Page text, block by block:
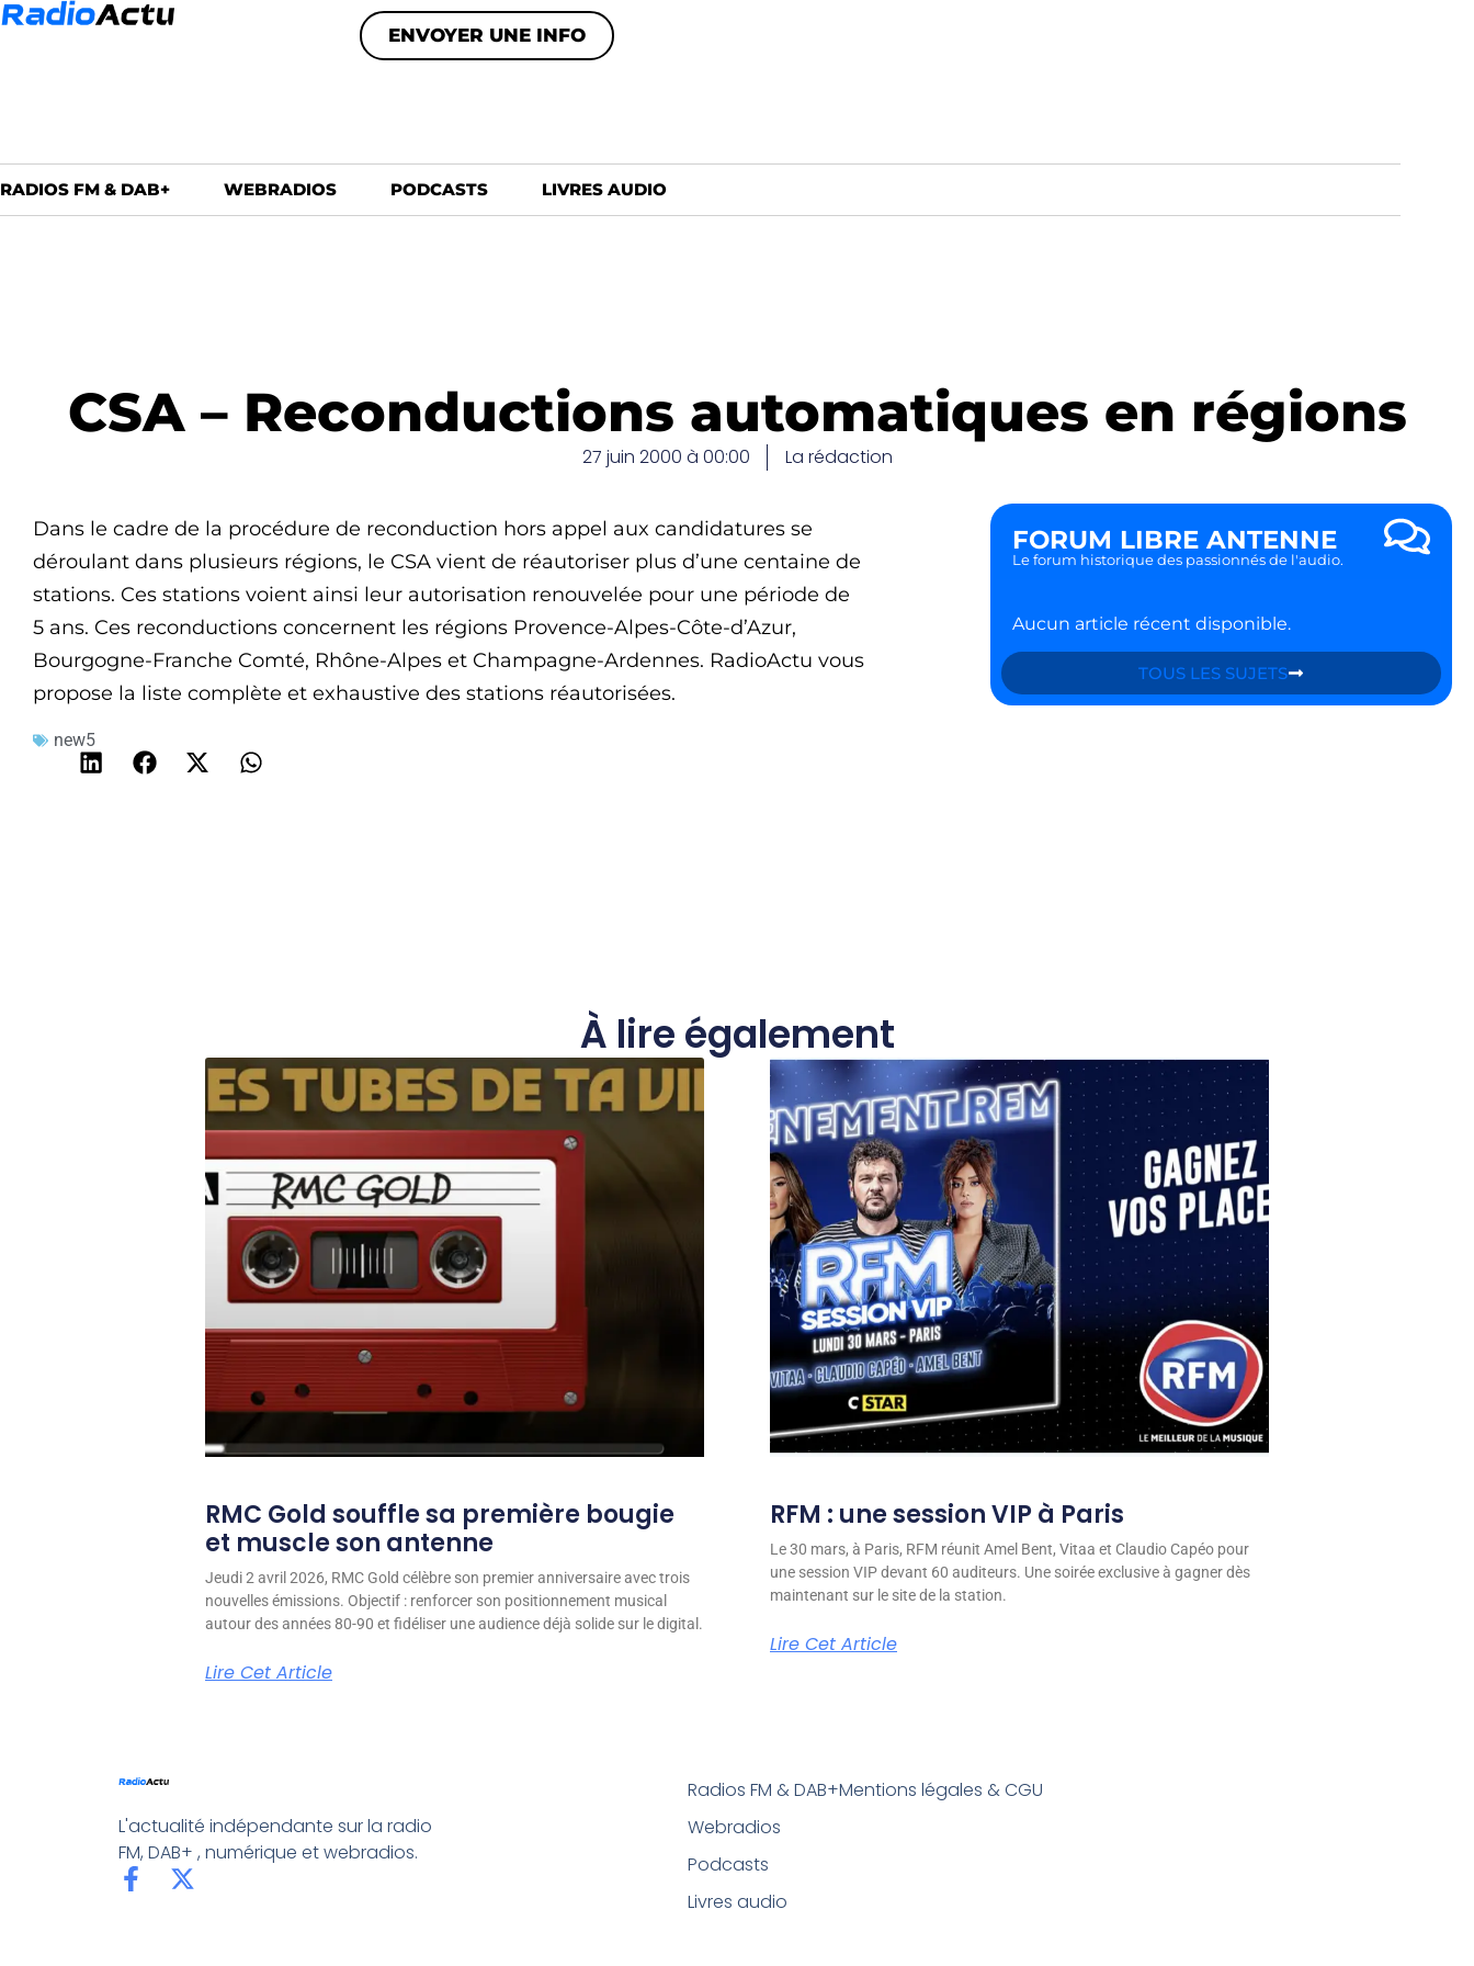
ENVOYER UNE INFO
RADIOS FM & DAB+ WEBRADIOS PODCASTS LIVRES AUDIO
CSA – Reconductions automatiques en régions
27 juin 2000 à 00:00 La rédaction
Dans le cadre de la procédure de reconduction hors appel aux candidatures se
déroulant dans plusieurs régions, le CSA vient de réautoriser plus d’une centaine de
stations. Ces stations voient ainsi leur autorisation renouvelée pour une période de
5 ans. Ces reconductions concernent les régions Provence-Alpes-Côte-d’Azur,
Bourgogne-Franche Comté, Rhône-Alpes et Champagne-Ardennes. RadioActu vous
propose la liste complète et exhaustive des stations réautorisées.
new5
FORUM LIBRE ANTENNE
Le forum historique des passionnés de l'audio.
Aucun article récent disponible.
TOUS LES SUJETS
À lire également
RMC Gold souffle sa première bougie
et muscle son antenne
Jeudi 2 avril 2026, RMC Gold célèbre son premier anniversaire avec trois
nouvelles émissions. Objectif : renforcer son positionnement musical
autour des années 80-90 et fidéliser une audience déjà solide sur le digital.
Lire Cet Article
RFM : une session VIP à Paris
Le 30 mars, à Paris, RFM réunit Amel Bent, Vitaa et Claudio Capéo pour
une session VIP devant 60 auditeurs. Une soirée exclusive à gagner dès
maintenant sur le site de la station.
Lire Cet Article
L'actualité indépendante sur la radio
FM, DAB+ , numérique et webradios.
Radios FM & DAB+
Webradios
Podcasts
Livres audio
Mentions légales & CGU